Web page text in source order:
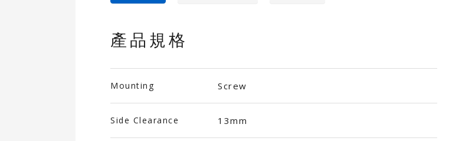
產品規格
Mounting Screw
Side Clearance 13mm